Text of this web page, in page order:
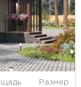
Размер